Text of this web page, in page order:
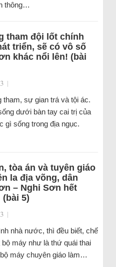
thông…
tham đội lốt chính
triển, sẽ có vô số
khác nổi lên! (bài
|
sự gian trá và tội ác.
dưới bàn tay cai trị của
gì sống trong địa ngục.
tòa án và tuyên giáo
la địa võng, dân
– Nghi Sơn hết
5)
|
nhà nước, thì đều biết, chế
máy như là thứ quái thai
máy chuyên giáo làm…